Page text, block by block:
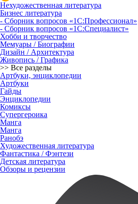
Нехудожественная литература
Бизнес литература
- Сборник вопросов «1С:Профессионал»
- Сборник вопросов «1С:Специалист»
Хобби и творчество
Мемуары / Биографии
Дизайн / Архитектура
Живопись / Графика
>> Все разделы
Артбуки, энциклопедии
Артбуки
Гайды
Энциклопедии
Комиксы
Супергероика
Манга
Манга
Ранобэ
Художественная литература
Фантастика / Фэнтези
Детская литература
Обзоры и рецензии